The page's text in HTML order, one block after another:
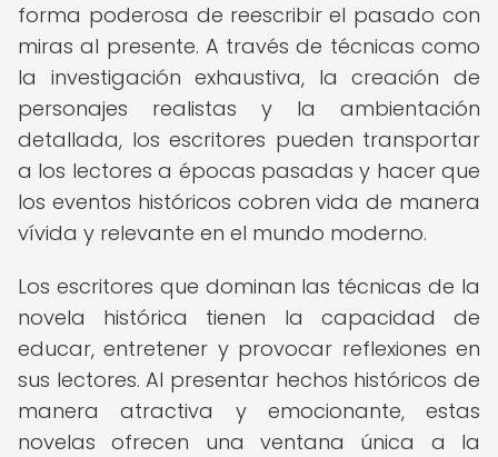
forma poderosa de reescribir el pasado con
miras al presente. A través de técnicas como
la investigación exhaustiva, la creación de
personajes realistas y la ambientación
detallada, los escritores pueden transportar
a los lectores a épocas pasadas y hacer que
los eventos históricos cobren vida de manera
vívida y relevante en el mundo moderno.
Los escritores que dominan las técnicas de la
novela histórica tienen la capacidad de
educar, entretener y provocar reflexiones en
sus lectores. Al presentar hechos históricos de
manera atractiva y emocionante, estas
novelas ofrecen una ventana única a la